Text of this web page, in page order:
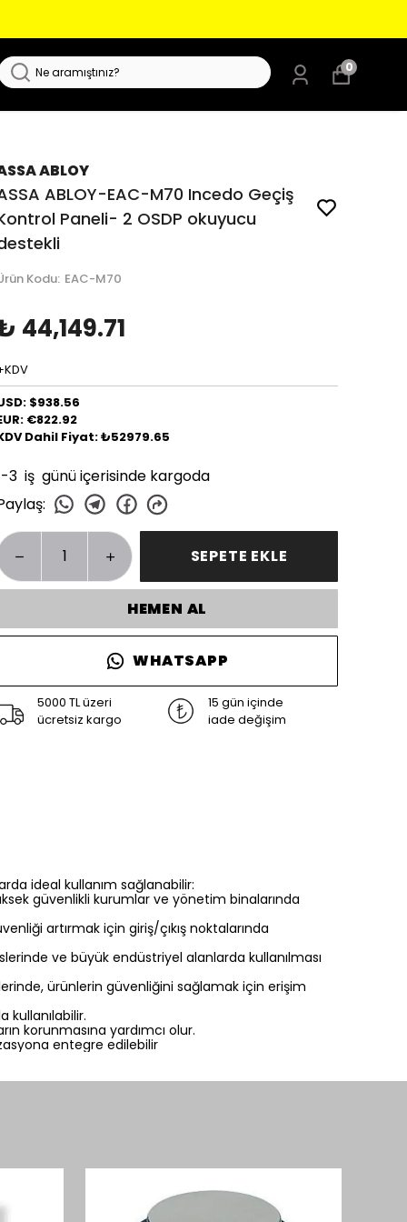
0
ABLOY
ABLOY-EAC-M70 Incedo Geçiş
Paneli- 2 OSDP okuyucu
Kodu: EAC-M70
44,149.71
$938.56
€822.92
Dahil Fiyat: ₺52979.65
3 iş günü içerisinde kargoda
:
SEPETE EKLE
HEMEN AL
WHATSAPP
5000 TL üzeri
ücretsiz kargo
15 gün içinde
iade değişim
ideal kullanım sağlanabilir:
güvenlikli kurumlar ve yönetim binalarında
artırmak için giriş/çıkış noktalarında
ve büyük endüstriyel alanlarda kullanılması
ürünlerin güvenliğini sağlamak için erişim
kullanılabilir.
korunmasına yardımcı olur.
entegre edilebilir